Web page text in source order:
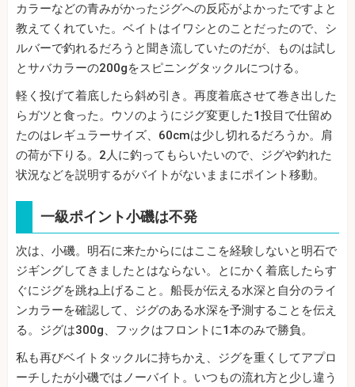
カラーなどの青みがかったジグへの反応がよかったですよと
教えてくれていた。ベイトはイワシとのことだったので、シ
ルバーで釣れるだろうと聞き流していたのだが、ものは試し
とサバカラーの200gをスピニングタックルにつける。
軽く投げて着底したら斜め引き。再度着底させて巻き出した
らガツと食った。ウソのようにジグ変更した1投目で仕留め
たのはレギュラーサイズ、60cmは少し切れるだろうか。肩
の荷が下りる。2人に釣ってもらいたいので、ジグや釣れた
状況などを説明するがバイトがないままにポイント移動。
一級ポイント小磯は不発
次は、小磯。明石に来たからにはここを経験しないと明石で
ジギングしてきましたとはならない。とにかく着底したらす
ぐにジグを跳ね上げること。船長が伝える水深と自分のライ
ンカラーを確認して、ジグのある水深を予測することを伝え
る。ジグは300g、フックはフロントに1本のみで勝負。
私も再びベイトタックルに持ちかえ、ジグを重くしてアプロ
ーチしたが小磯ではノーバイト。いつもの流れ方と少し違う